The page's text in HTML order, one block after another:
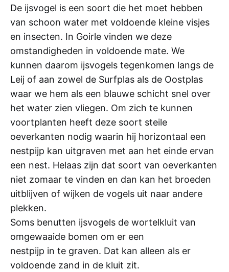
De ijsvogel is een soort die het moet hebben
van schoon water met voldoende kleine visjes
en insecten. In Goirle vinden we deze
omstandigheden in voldoende mate. We
kunnen daarom ijsvogels tegenkomen langs de
Leij of aan zowel de Surfplas als de Oostplas
waar we hem als een blauwe schicht snel over
het water zien vliegen. Om zich te kunnen
voortplanten heeft deze soort steile
oeverkanten nodig waarin hij horizontaal een
nestpijp kan uitgraven met aan het einde ervan
een nest. Helaas zijn dat soort van oeverkanten
niet zomaar te vinden en dan kan het broeden
uitblijven of wijken de vogels uit naar andere
plekken.
Soms benutten ijsvogels de wortelkluit van
omgewaaide bomen om er een
nestpijp in te graven. Dat kan alleen als er
voldoende zand in de kluit zit.